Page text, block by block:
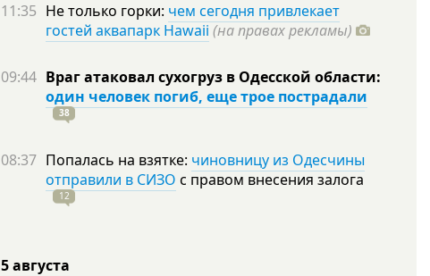
11:35 Не только горки: чем сегодня привлекает
гостей аквапарк Hawaii (на правах рекламы)
09:44 Враг атаковал сухогруз в Одесской области:
один человек погиб, еще трое пострадали
38
08:37 Попалась на взятке: чиновницу из Одесчины
отправили в СИЗО с правом внесения залога
12
5 августа